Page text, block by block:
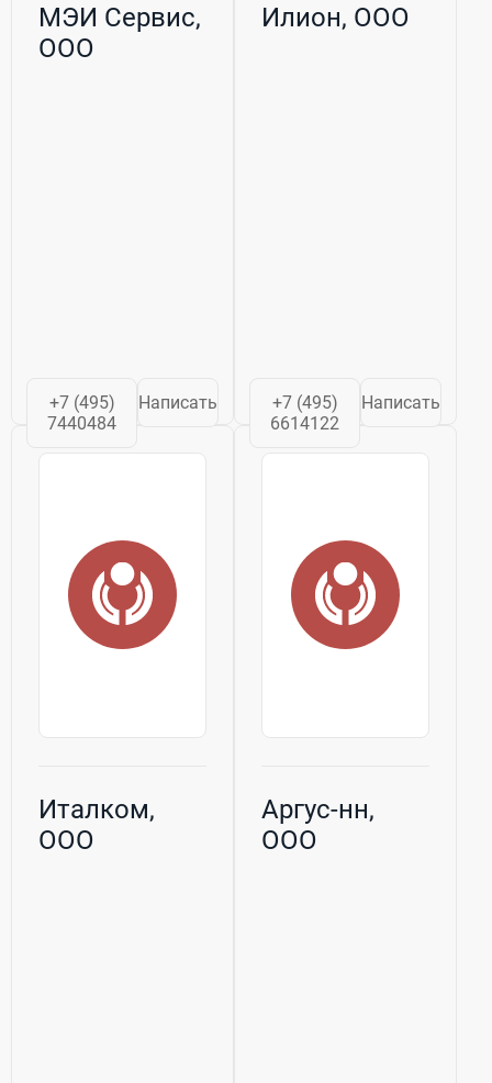
МЭИ Сервис,
ООО
+7 (495)
7440484
Написать
Илион, ООО
+7 (495)
6614122
Написать
Италком,
ООО
Аргус-нн,
ООО